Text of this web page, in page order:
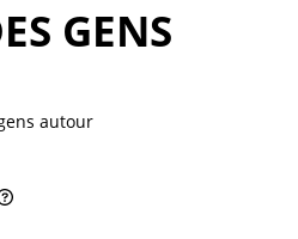
GENS
autour